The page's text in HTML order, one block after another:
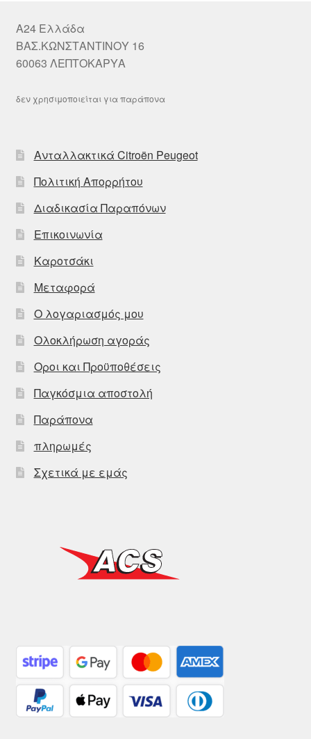
A24 Ελλάδα
ΒΑΣ.ΚΩΝΣΤΑΝΤΙΝΟΥ 16
60063 ΛΕΠΤΟΚΑΡΥΑ
δεν χρησιμοποιείται για παράπονα
Ανταλλακτικά Citroën Peugeot
Πολιτική Απορρήτου
Διαδικασία Παραπόνων
Επικοινωνία
Καροτσάκι
Μεταφορά
Ο λογαριασμός μου
Ολοκλήρωση αγοράς
Οροι και Προϋποθέσεις
Παγκόσμια αποστολή
Παράπονα
πληρωμές
Σχετικά με εμάς